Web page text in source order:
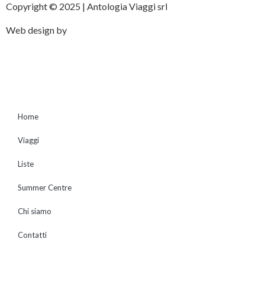
Copyright © 2025 | Antologia Viaggi srl
Web design by
Home
Viaggi
Liste
Summer Centre
Chi siamo
Contatti